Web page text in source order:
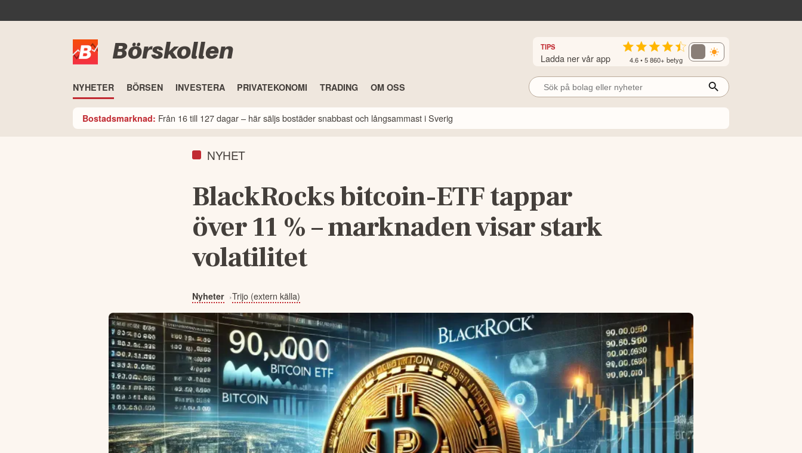
Börskollen TIPS
Ladda ner vår app 4.6 • 5 860+ betyg
NYHETER BÖRSEN INVESTERA PRIVATEKONOMI TRADING OM OSS
Bostadsmarknad: Från 16 till 127 dagar – här säljs bostäder snabbast och långsammast i Sverig
NYHET
BlackRocks bitcoin-ETF tappar
över 11 % – marknaden visar stark
volatilitet
Nyheter Trijo (extern källa)